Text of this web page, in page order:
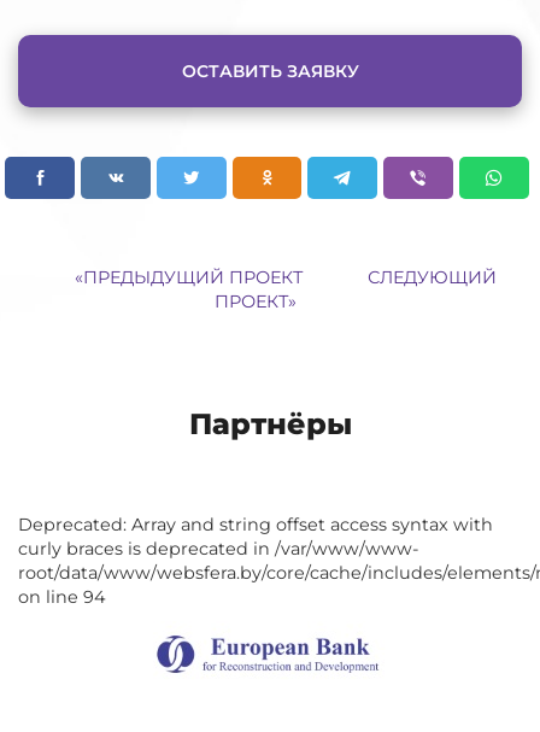
ОСТАВИТЬ ЗАЯВКУ
«ПРЕДЫДУЩИЙ ПРОЕКТ
СЛЕДУЮЩИЙ
ПРОЕКТ»
Партнёры
Deprecated: Array and string offset access syntax with
curly braces is deprecated in /var/www/www-
root/data/www/websfera.by/core/cache/includes/
on line 94